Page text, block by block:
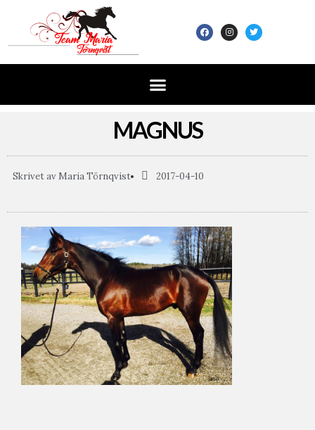
MAGNUS
Skrivet av Maria Törnqvist 2017-04-10